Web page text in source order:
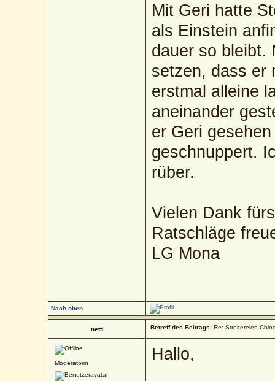
Mit Geri hatte
als Einstein
dauer so bleibt.
setzen, dass er
erstmal alleine
aneinander
er Geri
geschnuppert.
rüber.
Vielen Dank
Ratschläge
LG Mona
Nach oben
nettl Betreff des Beitrags: Re: Streitereien
Moderatorin Hallo,